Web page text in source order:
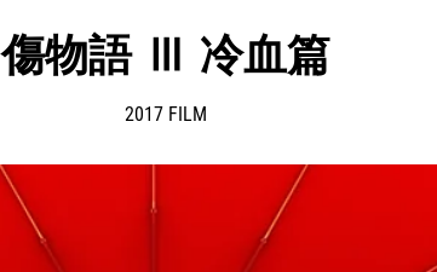
傷物語 Ⅲ 冷血篇
2017 FILM